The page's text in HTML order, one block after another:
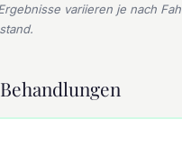
variieren je nach